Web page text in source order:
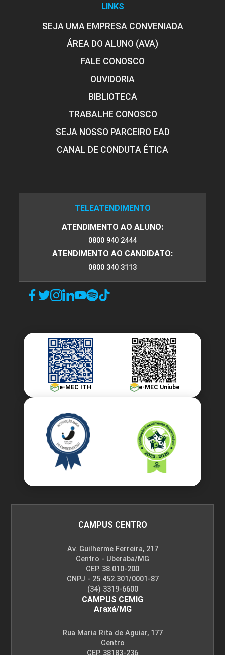
LINKS
SEJA UMA EMPRESA CONVENIADA
ÁREA DO ALUNO (AVA)
FALE CONOSCO
OUVIDORIA
BIBLIOTECA
TRABALHE CONOSCO
SEJA NOSSO PARCEIRO EAD
CANAL DE CONDUTA ÉTICA
TELEATENDIMENTO
ATENDIMENTO AO ALUNO:
0800 940 2444
ATENDIMENTO AO CANDIDATO:
0800 340 3113
e-MEC ITH e-MEC Uniube
CAMPUS CENTRO
Av. Guilherme Ferreira, 217
Centro - Uberaba/MG
CEP. 38.010-200
CNPJ - 25.452.301/0001-87
(34) 3319-6600
CAMPUS CEMIG
Araxá/MG
Rua Maria Rita de Aguiar, 177
Centro
CEP. 38183-236